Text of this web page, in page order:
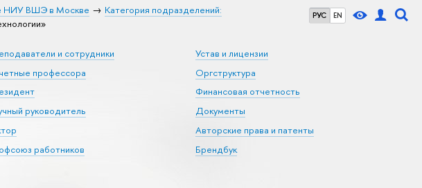
РУС EN
НИУ ВШЭ в Москве
Категория подразделений:
и сотрудники
профессора
руководитель
работников
Устав и лицензии
Оргструктура
Финансовая отчетность
Документы
Авторские права и патенты
Брендбук